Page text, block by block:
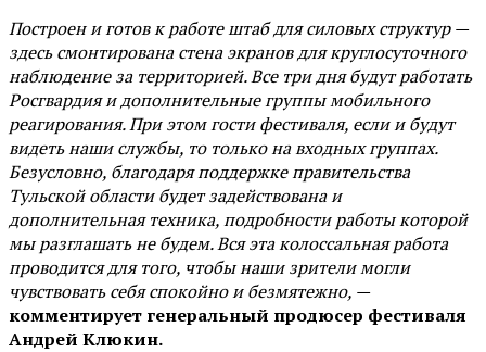
Построен и готов к работе штаб для силовых структур —
здесь смонтирована стена экранов для круглосуточного
наблюдение за территорией. Все три дня будут работать
Росгвардия и дополнительные группы мобильного
реагирования. При этом гости фестиваля, если и будут
видеть наши службы, то только на входных группах.
Безусловно, благодаря поддержке правительства
Тульской области будет задействована и
дополнительная техника, подробности работы которой
мы разглашать не будем. Вся эта колоссальная работа
проводится для того, чтобы наши зрители могли
чувствовать себя спокойно и безмятежно, —
комментирует генеральный продюсер фестиваля
Андрей Клюкин.